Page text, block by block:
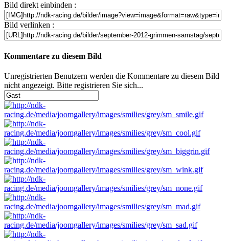
Bild direkt einbinden :
Bild verlinken :
Kommentare zu diesem Bild
Unregistrierten Benutzern werden die Kommentare zu diesem Bild
nicht angezeigt. Bitte registrieren Sie sich...